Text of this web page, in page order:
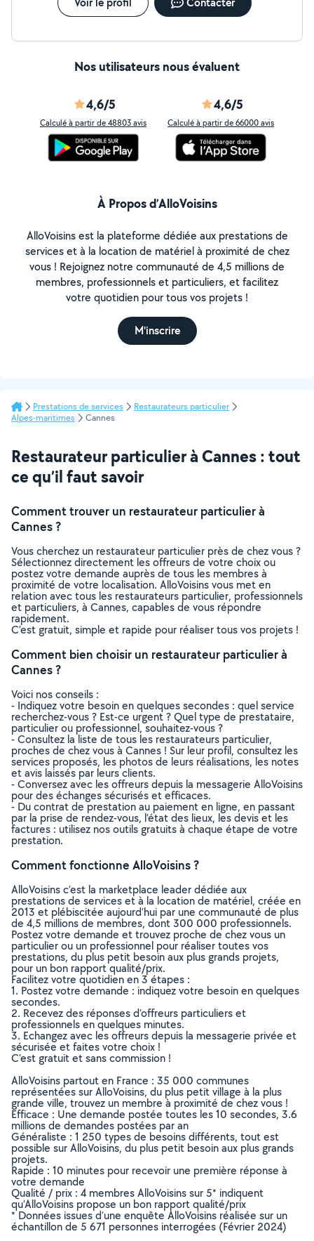
Nos utilisateurs nous évaluent
4,6/5
Calculé à partir de 48803 avis
4,6/5
Calculé à partir de 66000 avis
À Propos d’AlloVoisins
AlloVoisins est la plateforme dédiée aux prestations de
services et à la location de matériel à proximité de chez
vous ! Rejoignez notre communauté de 4,5 millions de
membres, professionnels et particuliers, et facilitez
votre quotidien pour tous vos projets !
M'inscrire
Prestations de services
Restaurateurs particulier
Alpes-maritimes
Cannes
Restaurateur particulier à Cannes : tout
ce qu’il faut savoir
Comment trouver un restaurateur particulier à
Cannes ?
Vous cherchez un restaurateur particulier près de chez vous ?
Sélectionnez directement les offreurs de votre choix ou
postez votre demande auprès de tous les membres à
proximité de votre localisation. AlloVoisins vous met en
relation avec tous les restaurateurs particulier, professionnels
et particuliers, à Cannes, capables de vous répondre
rapidement.
C’est gratuit, simple et rapide pour réaliser tous vos projets !
Comment bien choisir un restaurateur particulier à
Cannes ?
Voici nos conseils :
- Indiquez votre besoin en quelques secondes : quel service
recherchez-vous ? Est-ce urgent ? Quel type de prestataire,
particulier ou professionnel, souhaitez-vous ?
- Consultez la liste de tous les restaurateurs particulier,
proches de chez vous à Cannes ! Sur leur profil, consultez les
services proposés, les photos de leurs réalisations, les notes
et avis laissés par leurs clients.
- Conversez avec les offreurs depuis la messagerie AlloVoisins
pour des échanges sécurisés et efficaces.
- Du contrat de prestation au paiement en ligne, en passant
par la prise de rendez-vous, l’état des lieux, les devis et les
factures : utilisez nos outils gratuits à chaque étape de votre
prestation.
Comment fonctionne AlloVoisins ?
AlloVoisins c’est la marketplace leader dédiée aux
prestations de services et à la location de matériel, créée en
2013 et plébiscitée aujourd’hui par une communauté de plus
de 4,5 millions de membres, dont 300 000 professionnels.
Postez votre demande et trouvez proche de chez vous un
particulier ou un professionnel pour réaliser toutes vos
prestations, du plus petit besoin aux plus grands projets,
pour un bon rapport qualité/prix.
Facilitez votre quotidien en 3 étapes :
1. Postez votre demande : indiquez votre besoin en quelques
secondes.
2. Recevez des réponses d’offreurs particuliers et
professionnels en quelques minutes.
3. Echangez avec les offreurs depuis la messagerie privée et
sécurisée et faites votre choix !
C’est gratuit et sans commission !
AlloVoisins partout en France : 35 000 communes
représentées sur AlloVoisins, du plus petit village à la plus
grande ville, trouvez un membre à proximité de chez vous !
Efficace : Une demande postée toutes les 10 secondes, 3.6
millions de demandes postées par an
Généraliste : 1 250 types de besoins différents, tout est
possible sur AlloVoisins, du plus petit besoin aux plus grands
projets.
Rapide : 10 minutes pour recevoir une première réponse à
votre demande
Qualité / prix : 4 membres AlloVoisins sur 5* indiquent
qu’AlloVoisins propose un bon rapport qualité/prix
* Données issues d’une enquête AlloVoisins réalisée sur un
échantillon de 5 671 personnes interrogées (Février 2024)